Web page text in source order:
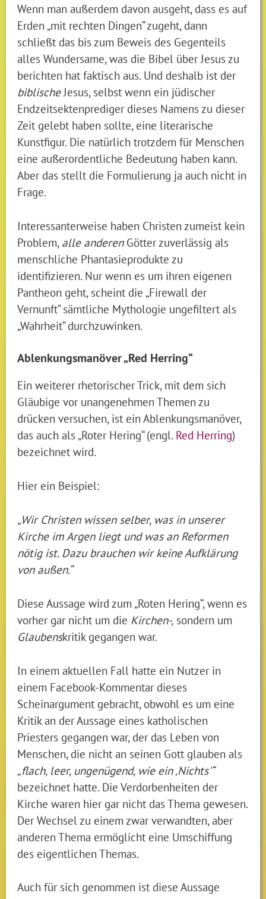
Wenn man außerdem davon ausgeht, dass es auf
Erden „mit rechten Dingen“ zugeht, dann
schließt das bis zum Beweis des Gegenteils
alles Wundersame, was die Bibel über Jesus zu
berichten hat faktisch aus. Und deshalb ist der
biblischeJesus, selbst wenn ein jüdischer
Endzeitsektenprediger dieses Namens zu dieser
Zeit gelebt haben sollte, eine literarische
Kunstfigur. Die natürlich trotzdem für Menschen
eine außerordentliche Bedeutung haben kann.
Aber das stellt die Formulierung ja auch nicht in
Frage.
Interessanterweise haben Christen zumeist kein
Problem, alle anderenGötter zuverlässig als
menschliche Phantasieprodukte zu
identifizieren. Nur wenn es um ihren eigenen
Pantheon geht, scheint die „Firewall der
Vernunft“ sämtliche Mythologie ungefiltert als
„Wahrheit“ durchzuwinken.
Ablenkungsmanöver „Red Herring“
Ein weiterer rhetorischer Trick, mit dem sich
Gläubige vor unangenehmen Themen zu
drücken versuchen, ist ein Ablenkungsmanöver,
das auch als „Roter Hering“ (engl. Red Herring)
bezeichnet wird.
Hier ein Beispiel:
„Wir Christen wissen selber, was in unserer
Kirche im Argen liegt und was an Reformen
nötig ist. Dazu brauchen wir keine Aufklärung
von außen.“
Diese Aussage wird zum „Roten Hering“, wenn es
vorher gar nicht um die Kirchen-, sondern um
Glaubenskritik gegangen war.
In einem aktuellen Fall hatte ein Nutzer in
einem Facebook-Kommentar dieses
Scheinargument gebracht, obwohl es um eine
Kritik an der Aussage eines katholischen
Priesters gegangen war, der das Leben von
Menschen, die nicht an seinen Gott glauben als
„flach, leer, ungenügend, wie ein ‚Nichts'“
bezeichnet hatte. Die Verdorbenheiten der
Kirche waren hier gar nicht das Thema gewesen.
Der Wechsel zu einem zwar verwandten, aber
anderen Thema ermöglicht eine Umschiffung
des eigentlichen Themas.
Auch für sich genommen ist diese Aussage